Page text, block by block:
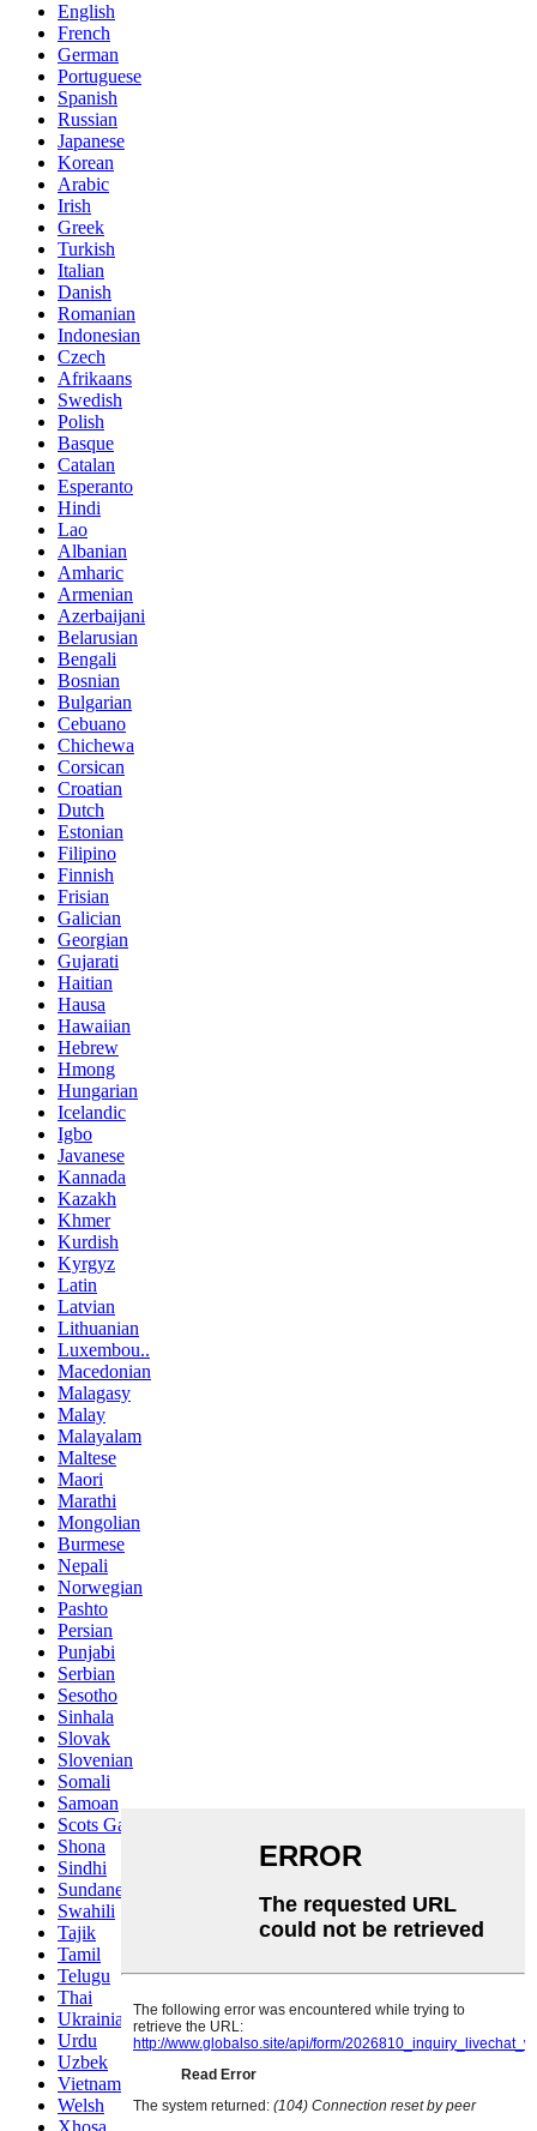
English
French
German
Portuguese
Spanish
Russian
Japanese
Korean
Arabic
Irish
Greek
Turkish
Italian
Danish
Romanian
Indonesian
Czech
Afrikaans
Swedish
Polish
Basque
Catalan
Esperanto
Hindi
Lao
Albanian
Amharic
Armenian
Azerbaijani
Belarusian
Bengali
Bosnian
Bulgarian
Cebuano
Chichewa
Corsican
Croatian
Dutch
Estonian
Filipino
Finnish
Frisian
Galician
Georgian
Gujarati
Haitian
Hausa
Hawaiian
Hebrew
Hmong
Hungarian
Icelandic
Igbo
Javanese
Kannada
Kazakh
Khmer
Kurdish
Kyrgyz
Latin
Latvian
Lithuanian
Luxembou..
Macedonian
Malagasy
Malay
Malayalam
Maltese
Maori
Marathi
Mongolian
Burmese
Nepali
Norwegian
Pashto
Persian
Punjabi
Serbian
Sesotho
Sinhala
Slovak
Slovenian
Somali
Samoan
Scots Gaelic
Shona
Sindhi
Sundanese
Swahili
Tajik
Tamil
Telugu
Thai
Ukrainian
Urdu
Uzbek
Vietnamese
Welsh